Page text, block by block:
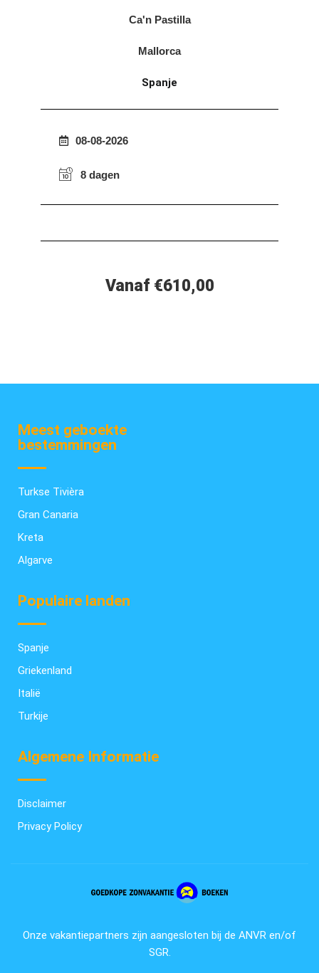
Ca'n Pastilla
Mallorca
Spanje
08-08-2026
8 dagen
Vanaf €610,00
Meest geboekte
bestemmingen
Turkse Tivièra
Gran Canaria
Kreta
Algarve
Populaire landen
Spanje
Griekenland
Italië
Turkije
Algemene Informatie
Disclaimer
Privacy Policy
Onze vakantiepartners zijn aangesloten bij de ANVR en/of
SGR.